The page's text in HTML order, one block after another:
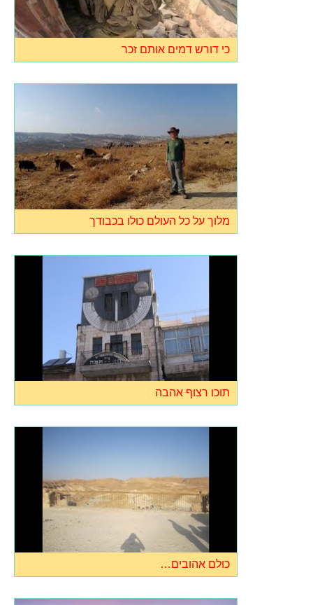
כי דורש דמים אותם זכר
מלוך על כל העולם כולו בכבודך
תוכו רצוף אהבה
כולם אהובים…